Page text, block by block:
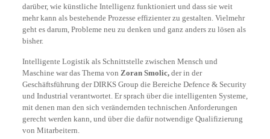
darüber, wie künstliche Intelligenz funktioniert und dass sie weit
mehr kann als bestehende Prozesse effizienter zu gestalten. Vielmehr
geht es darum, Probleme neu zu denken und ganz anders zu lösen als
bisher.
Intelligente Logistik als Schnittstelle zwischen Mensch und
Maschine war das Thema von Zoran Smolic,der in der
Geschäftsführung der DIRKS Group die Bereiche Defence & Security
und Industrial verantwortet. Er sprach über die intelligenten Systeme,
mit denen man den sich verändernden technischen Anforderungen
gerecht werden kann, und über die dafür notwendige Qualifizierung
von Mitarbeitern.